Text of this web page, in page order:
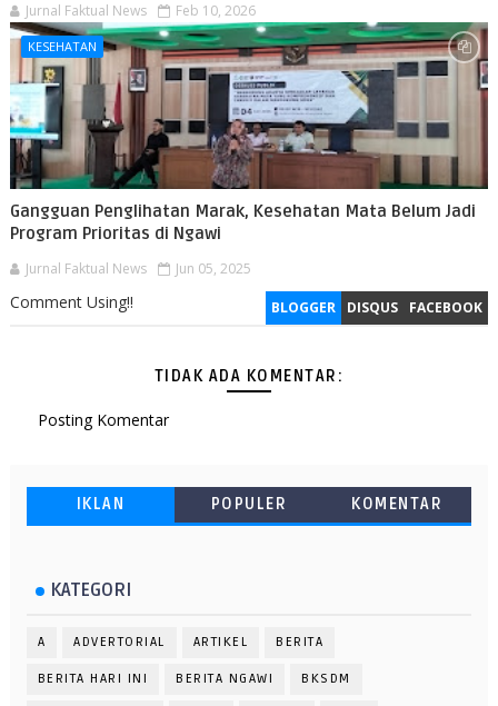
Jurnal Faktual News Feb 10, 2026
KESEHATAN
Gangguan Penglihatan Marak, Kesehatan Mata Belum Jadi
Program Prioritas di Ngawi
Jurnal Faktual News Jun 05, 2025
BLOGGER DISQUS FACEBOOK
Comment Using!!
TIDAK ADA KOMENTAR:
Posting Komentar
IKLAN POPULER KOMENTAR
KATEGORI
A ADVERTORIAL ARTIKEL BERITA
BERITA HARI INI BERITA NGAWI BKSDM